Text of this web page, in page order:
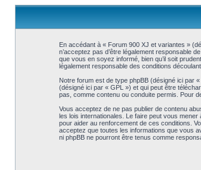
En accédant à « Forum 900 XJ et variantes »
n’acceptez pas d’être légalement responsable
que vous en soyez informé, bien qu’il soit
légalement responsable des conditions
Notre forum est de type phpBB (désigné ici par
(désigné ici par « GPL ») et qui peut être
pas, comme contenu ou conduite permis. Pour
Vous acceptez de ne pas publier de contenu
les lois internationales. Le faire peut vous
pour aider au renforcement de ces conditions.
acceptez que toutes les informations que vous
ni phpBB ne pourront être tenus comme